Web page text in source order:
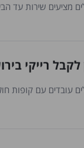
מציעים שירות עד
רייקי
עובדים עם קופות